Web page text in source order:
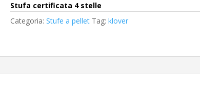
Stufa certificata 4 stelle
Categoria:Stufe a pellet Tag:klover